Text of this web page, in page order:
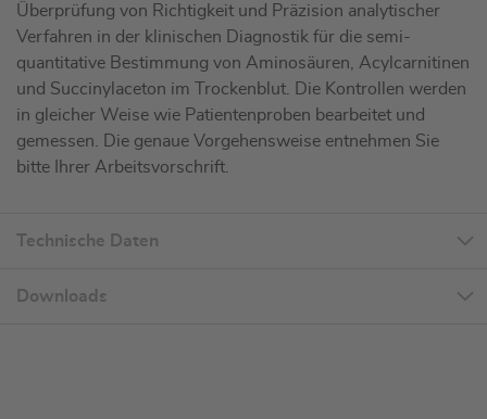
Überprüfung von Richtigkeit und Präzision analytischer
Verfahren in der klinischen Diagnostik für die semi-
quantitative Bestimmung von Aminosäuren, Acylcarnitinen
und Succinylaceton im Trockenblut. Die Kontrollen werden
in gleicher Weise wie Patientenproben bearbeitet und
gemessen. Die genaue Vorgehensweise entnehmen Sie
bitte Ihrer Arbeitsvorschrift.
Technische Daten
Downloads